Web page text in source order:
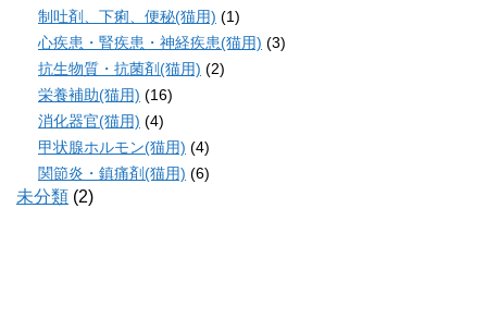
制吐剤、下痢、便秘(猫用) (1)
心疾患・腎疾患・神経疾患(猫用) (3)
抗生物質・抗菌剤(猫用) (2)
栄養補助(猫用) (16)
消化器官(猫用) (4)
甲状腺ホルモン(猫用) (4)
関節炎・鎮痛剤(猫用) (6)
未分類 (2)